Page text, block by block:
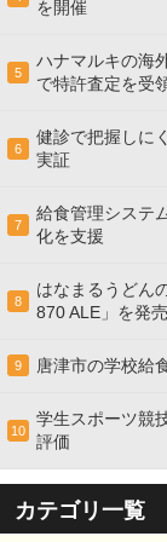
を開催
5
ハナマルキの海
で特許査定を受
6
健診で把握しに
実証
7
給食管理システ
化を支援
8
はなまるうどん
870 ALE」を発売
9 唐津市の学校給
10
学生スポーツ競
評価
カテゴリ一覧